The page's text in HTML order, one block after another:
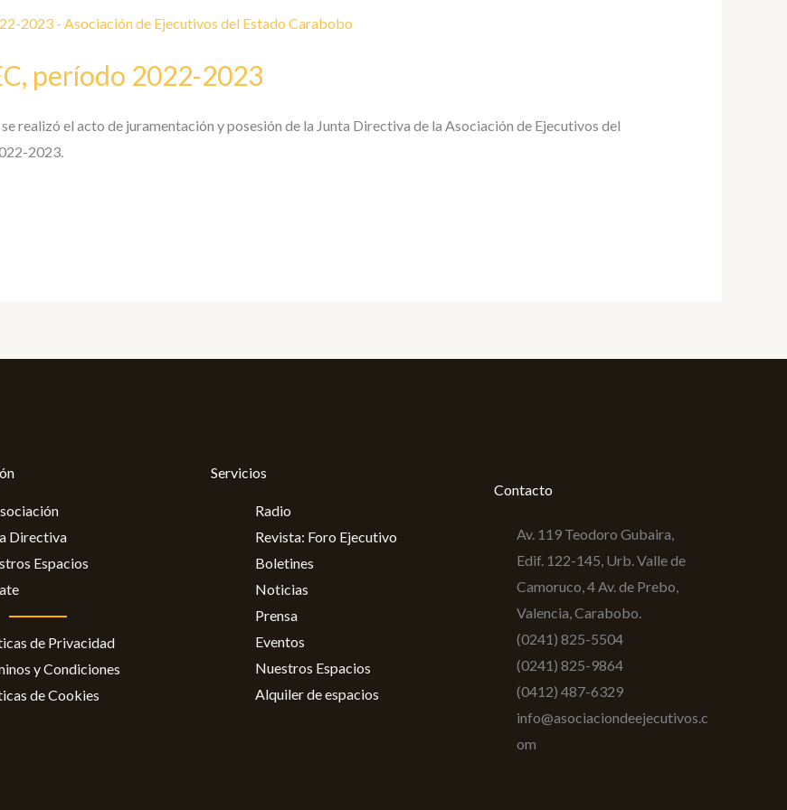
período 2022-2023
realizó el acto de juramentación y posesión de la Junta Directiva de la Asociación de Ejecutivos del
2023.
Directiva
Espacios
de Privacidad
y Condiciones
de Cookies
Servicios
Radio
Revista: Foro Ejecutivo
Boletines
Noticias
Prensa
Eventos
Nuestros Espacios
Alquiler de espacios
Contacto
Av. 119 Teodoro Gubaira,
Edif. 122-145, Urb. Valle de
Camoruco, 4 Av. de Prebo,
Valencia, Carabobo.
(0241) 825-5504
(0241) 825-9864
(0412) 487-6329
info@asociaciondeejecutivos.c
om